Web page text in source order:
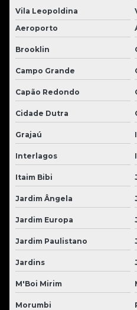
Vila Leopoldina
Aeroporto
Brooklin
Campo Grande
Capão Redondo
Cidade Dutra
Grajaú
Interlagos
Itaim Bibi
Jardim Ângela
Jardim Europa
Jardim Paulistano
Jardins
M'Boi Mirim
Morumbi